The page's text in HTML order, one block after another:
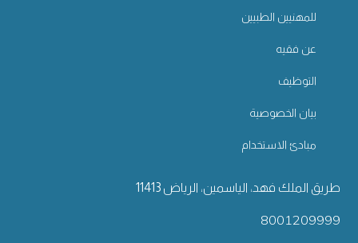
للمهنيين الطبيين
عن فقيه
التوظيف
بيان الخصوصية
مبادئ الاستخدام
طريق الملك فهد، الياسمين، الرياض 11413
8001209999